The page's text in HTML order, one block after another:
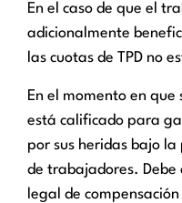
En el caso de que el
adicionalmente
las cuotas de TPD no
En el momento en
está calificado para
por sus heridas bajo la
de trabajadores.
legal de